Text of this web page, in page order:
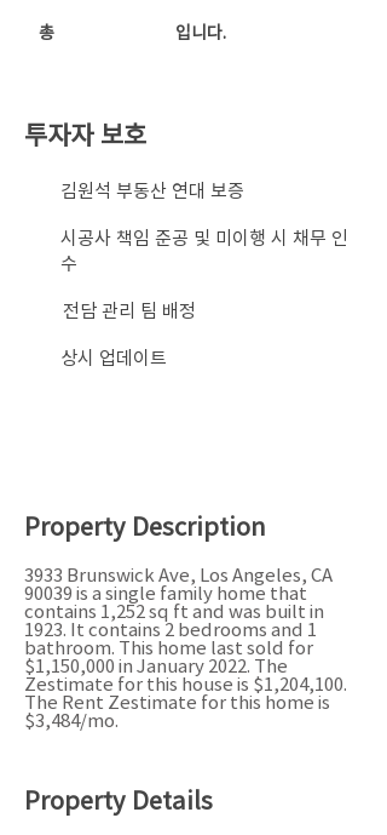
​총 입니다.
투자자 보호
​김원석 부동산 연대 보증
시공사 책임 준공 및 미이행 시 채무 인
수
전담 관리 팀 배정
상시 업데이트
Property Description
3933 Brunswick Ave, Los Angeles, CA
90039 is a single family home that
contains 1,252 sq ft and was built in
1923. It contains 2 bedrooms and 1
bathroom. This home last sold for
$1,150,000 in January 2022. The
Zestimate for this house is $1,204,100.
The Rent Zestimate for this home is
$3,484/mo.
Property Details